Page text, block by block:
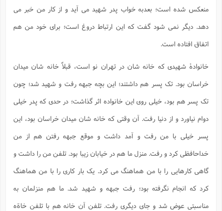
منعکس شده است؛ بعدبه خواب پدر شهید می آید و از کار من خبر می
دهد. دیگر نمی شود گفت که این ارتباط دروغ است؛ برای خود من هم
اتفاق افتاده است.
خانوادۀ شهیدی که خانه شان در تهران نو است، قبلاً خانه شان میدان
خراسان بود. تک پسر هم داشتند؛ این بچه جبهه رفت و شهید شد؛ چون
تک پسر هم بود، خیلی روی این خانواده اثر گذاشت؛ در حدی که پدر خیلی
دوام نیاورد و از دنیا رفت. آن وقتی که خانه شان میدان خراسان بود، این
پسر خیلی با من رفت و آمد داشت و موقع جبهه رفتن هم از من
خداحافظی کرد و رفت. منزل ما هم در خیابان زیبا بود. تلفن من را داشت و
گاهی کارهایی را با من هماهنگ می کرد. یک بار کاری را با من هماهنگ
کرد که انجام نگرفته بود؛ رفت جبهه و شهید شد. ما هم منزلمان به
مناسبتی عوض شد و جای دیگری رفت. تلفن آن خانه هم با تلفن خاةه